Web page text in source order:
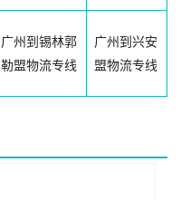
广州到锡林郭
勒盟物流专线
广州到兴安
盟物流专线